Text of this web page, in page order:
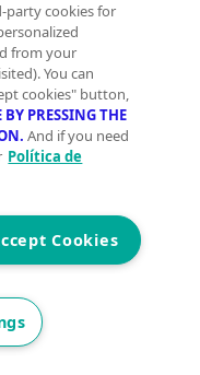
party cookies for
from your
You can
cookies" button,
BY PRESSING THE
And if you need
Política de
Cookies